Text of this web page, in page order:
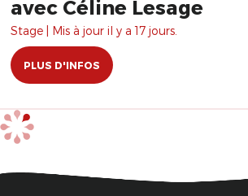
avec Céline Lesage
Stage | Mis à jour il y a 17 jours.
PLUS D'INFOS